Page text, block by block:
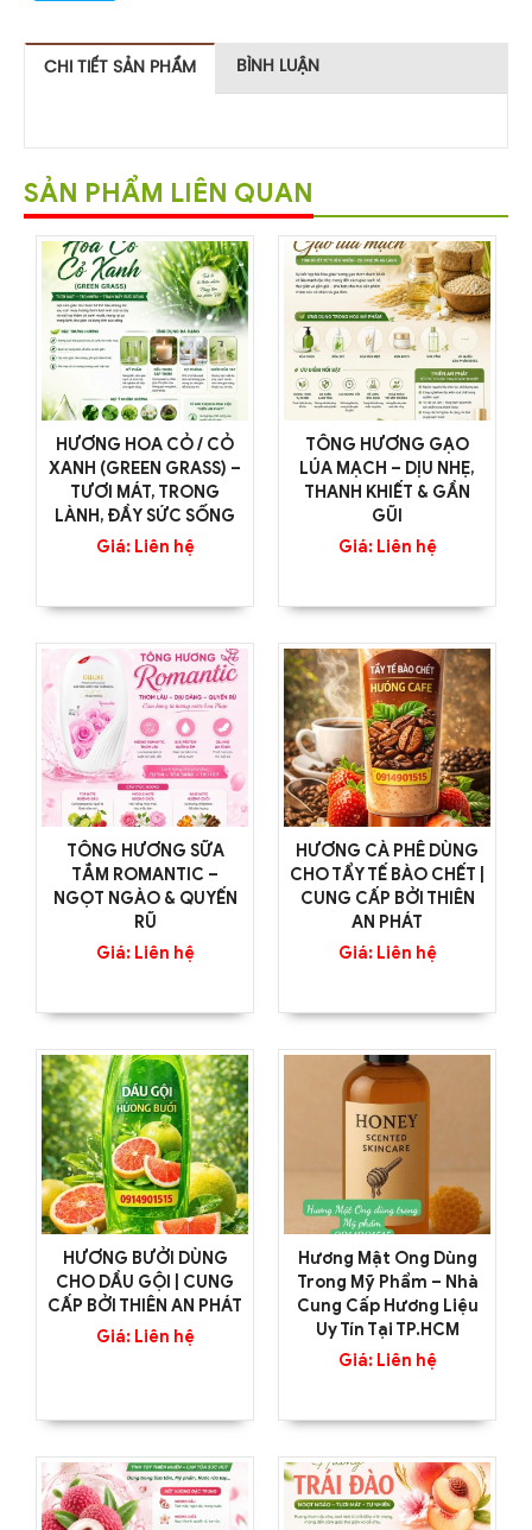
CHI TIẾT SẢN PHẨM BÌNH LUẬN
SẢN PHẨM LIÊN QUAN
HƯƠNG HOA CỎ / CỎ
XANH (GREEN GRASS) –
TƯƠI MÁT, TRONG
LÀNH, ĐẦY SỨC SỐNG
Giá: Liên hệ
TÔNG HƯƠNG GẠO
LÚA MẠCH – DỊU NHẸ,
THANH KHIẾT & GẦN
GŨI
Giá: Liên hệ
TÔNG HƯƠNG SỮA
TẮM ROMANTIC –
NGỌT NGÀO & QUYẾN
RŨ
Giá: Liên hệ
HƯƠNG CÀ PHÊ DÙNG
CHO TẨY TẾ BÀO CHẾT |
CUNG CẤP BỞI THIÊN
AN PHÁT
Giá: Liên hệ
HƯƠNG BƯỞI DÙNG
CHO DẦU GỘI | CUNG
CẤP BỞI THIÊN AN PHÁT
Giá: Liên hệ
Hương Mật Ong Dùng
Trong Mỹ Phẩm – Nhà
Cung Cấp Hương Liệu
Uy Tín Tại TP.HCM
Giá: Liên hệ